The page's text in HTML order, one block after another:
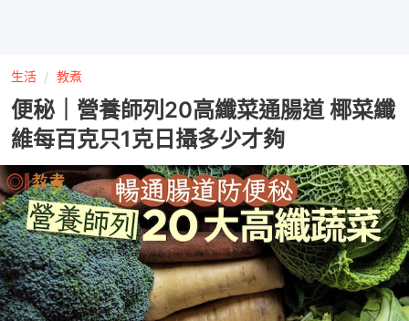
生活 教煮
便秘｜營養師列20高纖菜通腸道 椰菜纖
維每百克只1克日攝多少才夠